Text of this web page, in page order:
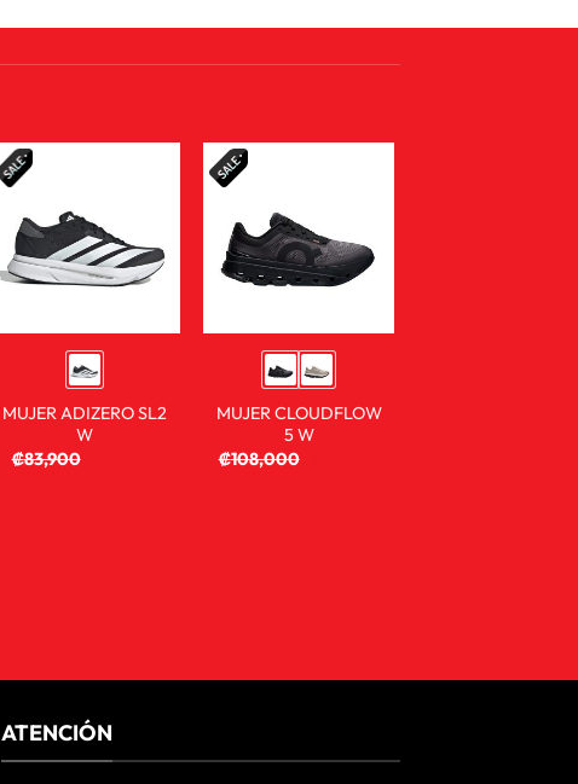
MUJER ADIZERO SL2
W
₡83,900
MUJER CLOUDFLOW
5 W
₡108,000
ATENCIÓN